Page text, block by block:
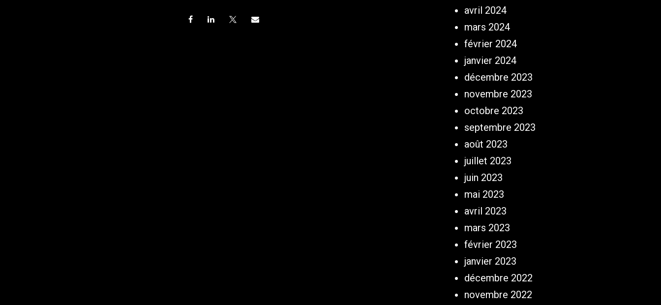
avril 2024
mars 2024
février 2024
janvier 2024
décembre 2023
novembre 2023
octobre 2023
septembre 2023
août 2023
juillet 2023
juin 2023
mai 2023
avril 2023
mars 2023
février 2023
janvier 2023
décembre 2022
novembre 2022